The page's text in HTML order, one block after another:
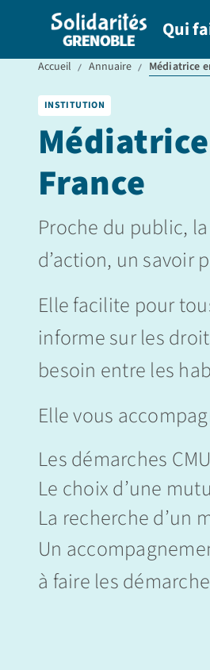
Qui
Accueil Annuaire Médiatrice
France
Proche du public,
d’action, un savoir
Elle facilite pour
informe sur les
besoin entre les
Elle vous
Les démarches
Le choix d’une
La recherche d’un
Un
à faire les
INSTITUTION